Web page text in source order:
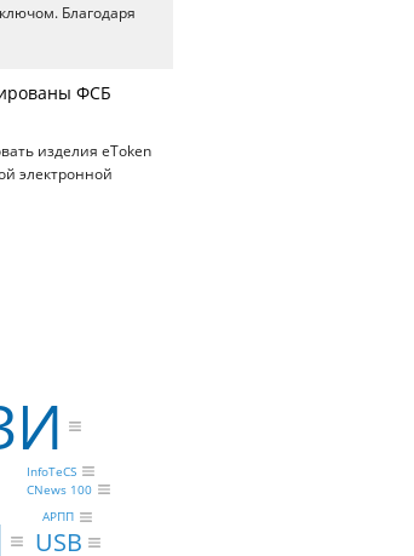
Благодаря
ФСБ
изделия eToken
электронной
USB
АРПП
CNews 100
InfoTeCS